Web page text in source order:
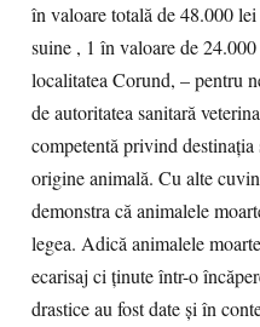
în valoare totală de 48.000
suine , 1 în valoare de
localitatea Corund, – pentru
de autoritatea sanitară
competentă privind
origine animală. Cu alte
demonstra că animalele
legea. Adică animalele
ecarisaj ci ținute într-o
drastice au fost date și în